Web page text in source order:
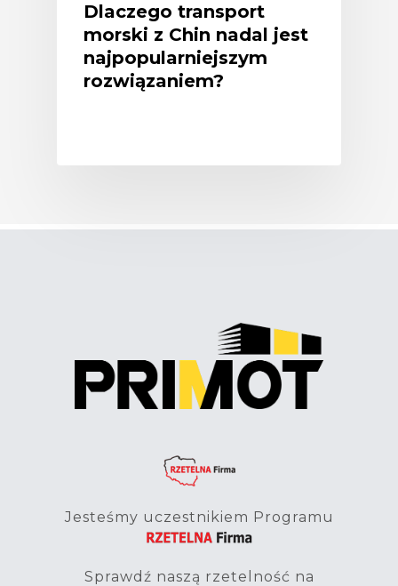
Dlaczego transport
morski z Chin nadal jest
najpopularniejszym
rozwiązaniem?
Jesteśmy uczestnikiem Programu
Sprawdź naszą rzetelność na